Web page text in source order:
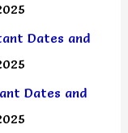
Dates and
Dates and